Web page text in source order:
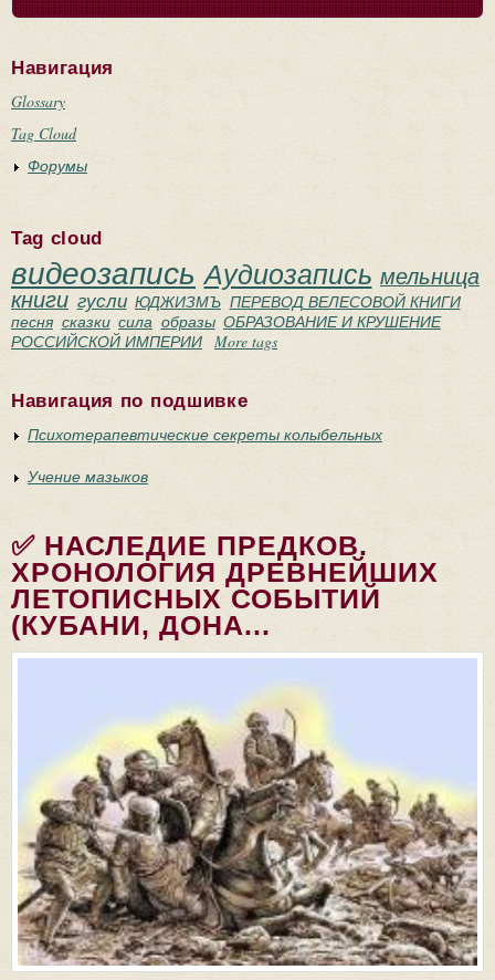
Навигация
Glossary
Tag Cloud
Форумы
Tag cloud
видеозапись Аудиозапись мельница
книги гусли ЮДЖИЗМЪ ПЕРЕВОД ВЕЛЕСОВОЙ КНИГИ
песня сказки сила образы ОБРАЗОВАНИЕ И КРУШЕНИЕ
РОССИЙСКОЙ ИМПЕРИИ
More tags
Навигация по подшивке
Психотерапевтические секреты колыбельных
Учение мазыков
✅ НАСЛЕДИЕ ПРЕДКОВ.
ХРОНОЛОГИЯ ДРЕВНЕЙШИХ
ЛЕТОПИСНЫХ СОБЫТИЙ
(КУБАНИ, ДОНА...